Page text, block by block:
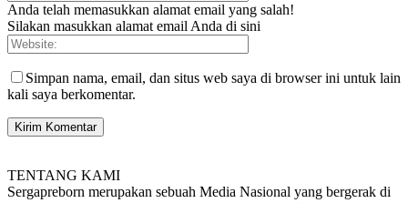
Anda telah memasukkan alamat email yang salah!
Silakan masukkan alamat email Anda di sini
Simpan nama, email, dan situs web saya di browser ini untuk lain
kali saya berkomentar.
TENTANG KAMI
Sergapreborn merupakan sebuah Media Nasional yang bergerak di